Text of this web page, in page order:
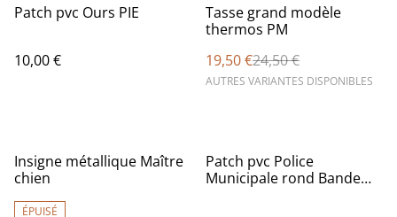
Patch pvc Ours PIE
10,00 €
%
Tasse grand modèle
thermos PM
19,50 €24,50 €
AUTRES VARIANTES DISPONIBLES
Insigne métallique Maître
chien
ÉPUISÉ
%
Patch pvc Police
Municipale rond Bande